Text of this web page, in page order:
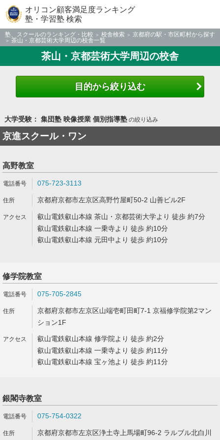
オリコン顧客満足度ランキング
塾・学習塾 検索
塾、スクールのランキング・比較 校舎検索
京都府の駅・市区町村から探す
茶山・京都芸術大学周辺の校舎一覧
茶山・京都芸術大学周辺の校舎
目的から絞り込む
大学受験： 集団塾 映像授業 個別指導塾の絞り込み
京進スクール・ワン
高野教室
075-723-3113
京都府京都市左京区高野竹屋町50-2 山善ビル2F
叡山電鉄叡山本線 茶山・京都芸術大学より 徒歩 約7分
叡山電鉄叡山本線 一乗寺より 徒歩 約10分
叡山電鉄叡山本線 元田中より 徒歩 約10分
修学院教室
075-705-2845
京都府京都市左京区山端壱町田町7-1 京福修学院第2マン
ション1F
叡山電鉄叡山本線 修学院より 徒歩 約2分
叡山電鉄叡山本線 一乗寺より 徒歩 約11分
叡山電鉄叡山本線 宝ヶ池より 徒歩 約11分
銀閣寺教室
075-754-0322
京都府京都市左京区浄土寺上馬場町96-2 ラルブル北白川